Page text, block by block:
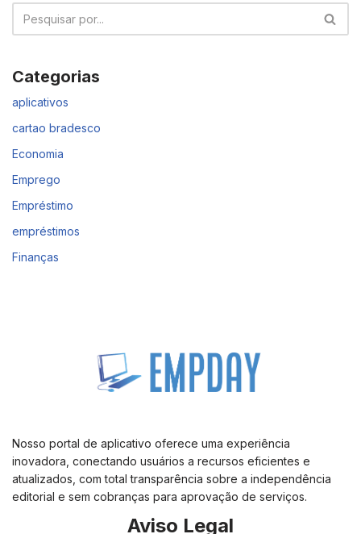
Categorias
aplicativos
cartao bradesco
Economia
Emprego
Empréstimo
empréstimos
Finanças
Nosso portal de aplicativo oferece uma experiência
inovadora, conectando usuários a recursos eficientes e
atualizados, com total transparência sobre a independência
editorial e sem cobranças para aprovação de serviços.
Aviso Legal